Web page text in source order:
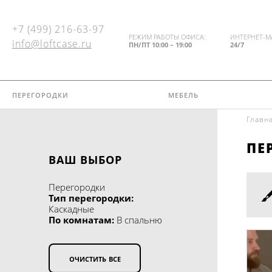
+7 (499) 216-63-97
info@loftcase.ru
РЕЖИМ РАБОТЫ ОФИСА:
ПН/ПТ 10:00 – 19:00
ИНТЕРНЕТ-
24/7
перегородки мебель
каталог
КАТЕГОРИЯ МЕБЕЛИ
Стеллажи
ПОРТФОЛИО
ВАШ ВЫБОР
Перегородки
Тип перегородки:
Каскадные
По комнатам: В спальню
очистить все